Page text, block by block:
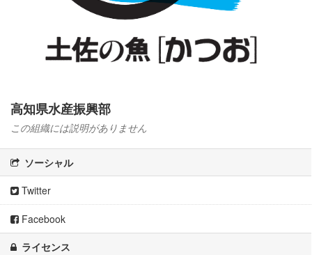
高知県水産振興部
この組織には説明がありません
ソーシャル
Twitter
Facebook
ライセンス